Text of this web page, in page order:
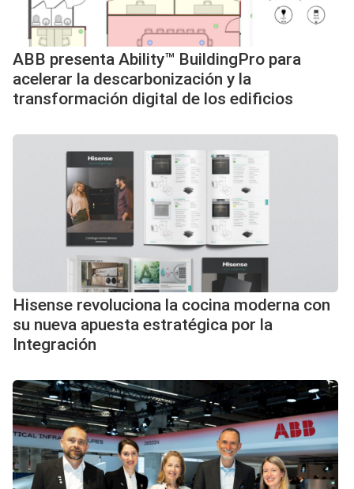
ABB presenta Ability™ BuildingPro para
acelerar la descarbonización y la
transformación digital de los edificios
Hisense revoluciona la cocina moderna con
su nueva apuesta estratégica por la
Integración